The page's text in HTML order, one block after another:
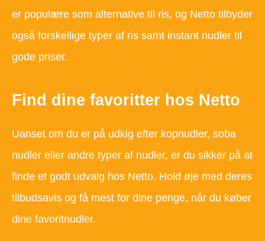
er populære som alternative til ris, og Netto tilbyder
også forskellige typer af ris samt instant nudler til
gode priser.
Find dine favoritter hos Netto
Uanset om du er på udkig efter kopnudler, soba
nudler eller andre typer af nudler, er du sikker på at
finde et godt udvalg hos Netto. Hold øje med deres
tilbudsavis og få mest for dine penge, når du køber
dine favoritnudler.